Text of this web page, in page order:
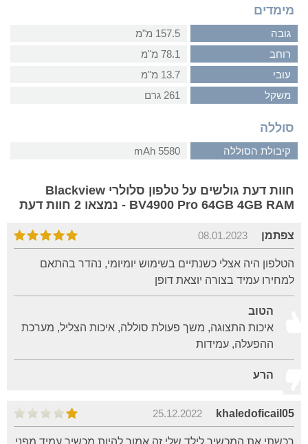
מימדים
גובה
157.5 מ"מ
רוחב
78.1 מ"מ
עובי
13.7 מ"מ
משקל
261 גרם
סוללה
קיבולת הסוללה 5580 mAh
חוות דעת גולשים על טלפון סלולרי Blackview
BV4900 Pro 64GB 4GB RAM - נמצאו 2 חוות דעת
צפתמן 08.01.2023
הטלפון היה אצלי כשנתיים בשימוש יומיומי, נהדר בהתאם
למחירו עמיד בצורה יוצאת דופן
הטוב
איכות התצוגה, משך פעולת סוללה, איכות הצליל, מערכת
ההפעלה, עמידות
הרע
khaledoficail05
25.12.2022
רכשתי את המכשיר לילד שלי זה אמור להיות מכשיר עמיד מפני